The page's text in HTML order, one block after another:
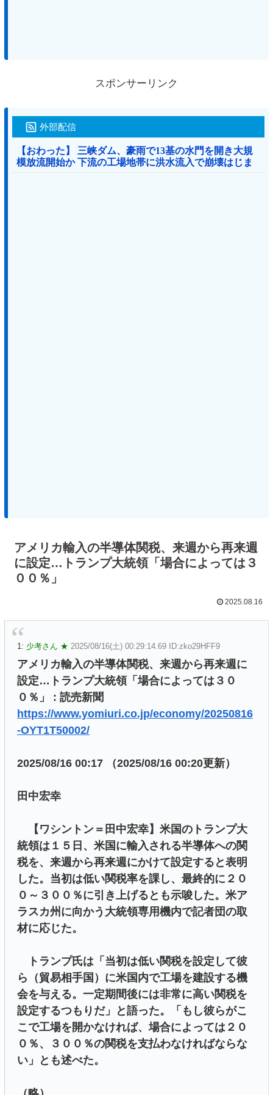
スポンサーリンク
外部配信
【おわった】 三峡ダム、豪雨で13基の水門を開き大規
模放流開始か 下流の工場地帯に洪水流入で崩壊はじま
る
アメリカ輸入の半導体関税、来週から再来週
に設定…トランプ大統領「場合によっては３
００％」
2025.08.16
1: 少考さん ★ 2025/08/16(土) 00:29:14.69 ID:zko29HFF9
アメリカ輸入の半導体関税、来週から再来週に
設定…トランプ大統領「場合によっては３０
０％」 : 読売新聞
https://www.yomiuri.co.jp/economy/20250816
-OYT1T50002/
2025/08/16 00:17 （2025/08/16 00:20更新）
田中宏幸
【ワシントン＝田中宏幸】米国のトランプ大
統領は１５日、米国に輸入される半導体への関
税を、来週から再来週にかけて設定すると表明
した。当初は低い関税率を課し、最終的に２０
０～３００％に引き上げるとも示唆した。米ア
ラスカ州に向かう大統領専用機内で記者団の取
材に応じた。
トランプ氏は「当初は低い関税を設定して彼
ら（貿易相手国）に米国内で工場を建設する機
会を与える。一定期間後には非常に高い関税を
設定するつもりだ」と語った。「もし彼らがこ
こで工場を開かなければ、場合によっては２０
０％、３００％の関税を支払わなければならな
い」とも述べた。